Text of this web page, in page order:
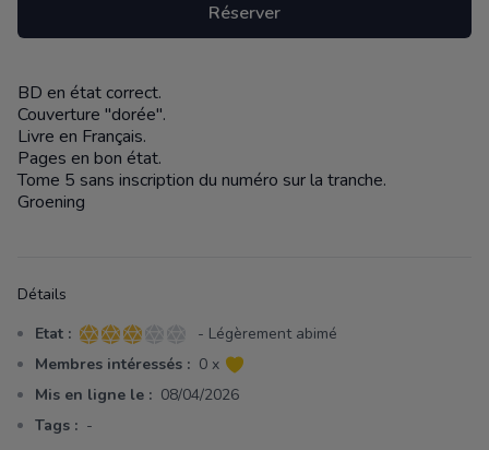
Réserver
Description
BD en état correct.
Couverture "dorée".
Livre en Français.
Pages en bon état.
Tome 5 sans inscription du numéro sur la tranche.
Groening
Détails
Etat : 3 sur 5 étoiles
- Légèrement abimé
Membres intéressés : 0 x
Mis en ligne le : 08/04/2026
Tags : -